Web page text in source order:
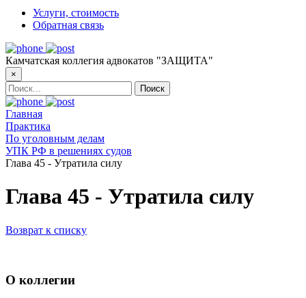
Услуги, стоимость
Обратная связь
Камчатская коллегия адвокатов "ЗАЩИТА"
×
Главная
Практика
По уголовным делам
УПК РФ в решениях судов
Глава 45 - Утратила силу
Глава 45 - Утратила силу
Возврат к списку
О коллегии